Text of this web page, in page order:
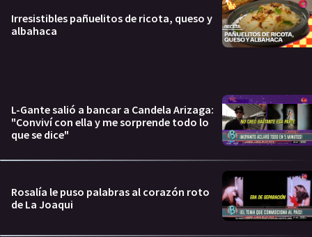
Irresistibles pañuelitos de ricota, queso y
albahaca
L-Gante salió a bancar a Candela Arizaga:
"Conviví con ella y me sorprende todo lo
que se dice"
Rosalía le puso palabras al corazón roto
de La Joaqui